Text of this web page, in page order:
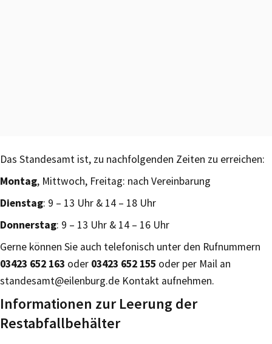
Das Standesamt ist, zu nachfolgenden Zeiten zu erreichen:
Montag, Mittwoch, Freitag: nach Vereinbarung
Dienstag: 9 – 13 Uhr & 14 – 18 Uhr
Donnerstag: 9 – 13 Uhr & 14 – 16 Uhr
Gerne können Sie auch telefonisch unter den Rufnummern
03423 652 163 oder 03423 652 155 oder per Mail an
standesamt@eilenburg.de Kontakt aufnehmen.
Informationen zur Leerung der
Restabfallbehälter